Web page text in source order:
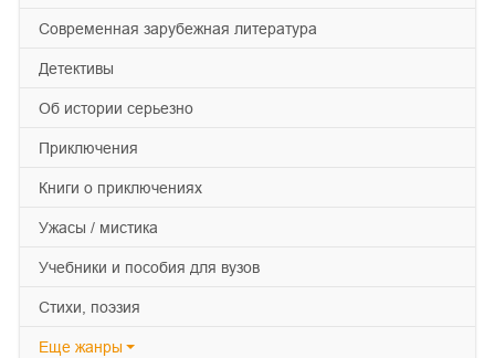
современная зарубежная литература
детективы
об истории серьезно
приключения
книги о приключениях
ужасы / мистика
учебники и пособия для вузов
cтихи, поэзия
Еще жанры